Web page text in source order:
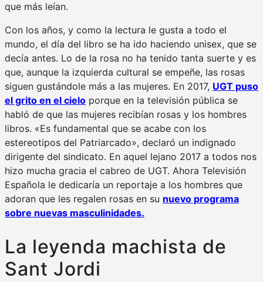
que más leían.
Con los años, y como la lectura le gusta a todo el
mundo, el día del libro se ha ido haciendo unisex, que se
decía antes. Lo de la rosa no ha tenido tanta suerte y es
que, aunque la izquierda cultural se empeñe, las rosas
siguen gustándole más a las mujeres. En 2017, UGT puso
el grito en el cielo porque en la televisión pública se
habló de que las mujeres recibían rosas y los hombres
libros. «Es fundamental que se acabe con los
estereotipos del Patriarcado», declaró un indignado
dirigente del sindicato. En aquel lejano 2017 a todos nos
hizo mucha gracia el cabreo de UGT. Ahora Televisión
Española le dedicaría un reportaje a los hombres que
adoran que les regalen rosas en su nuevo programa
sobre nuevas masculinidades.
La leyenda machista de
Sant Jordi